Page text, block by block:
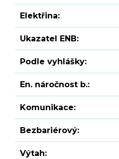
Elektřina:
Ukazatel ENB:
Podle vyhlášky:
En. náročnost b.:
Komunikace:
Bezbariérový:
Výtah: